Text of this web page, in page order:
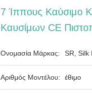
7 Ίππους Καύσιμο
Καυσίμων CE
Ονομασία Μάρκας: SR, Silk
Αριθμός Μοντέλου: έθιμο